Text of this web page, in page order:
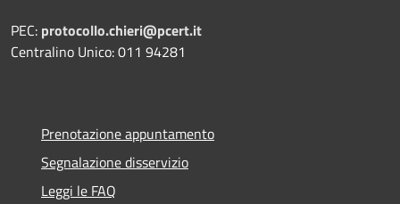
PEC: protocollo.chieri@pcert.it
Centralino Unico: 011 94281
Prenotazione appuntamento
Segnalazione disservizio
Leggi le FAQ